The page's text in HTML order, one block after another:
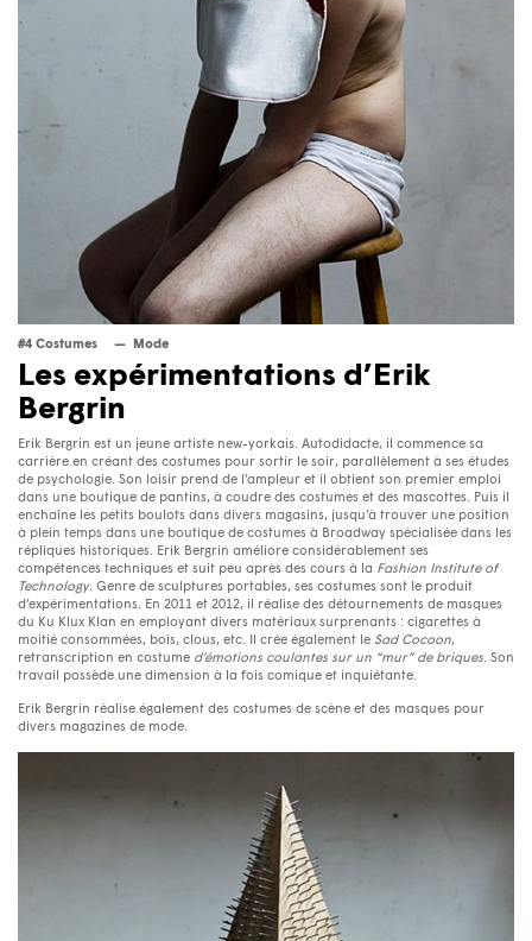
#4 Costumes Mode
Les expérimentations d’Erik
Bergrin
Erik Bergrin est un jeune artiste new-yorkais. Autodidacte, il commence sa
carrière en créant des costumes pour sortir le soir, parallèlement à ses études
de psychologie. Son loisir prend de l’ampleur et il obtient son premier emploi
dans une boutique de pantins, à coudre des costumes et des mascottes. Puis il
enchaîne les petits boulots dans divers magasins, jusqu’à trouver une position
à plein temps dans une boutique de costumes à Broadway spécialisée dans les
répliques historiques. Erik Bergrin améliore considérablement ses
compétences techniques et suit peu après des cours à la Fashion Institute of
Technology. Genre de sculptures portables, ses costumes sont le produit
d’expérimentations. En 2011 et 2012, il réalise des détournements de masques
du Ku Klux Klan en employant divers matériaux surprenants : cigarettes à
moitié consommées, bois, clous, etc. Il crée également le Sad Cocoon,
retranscription en costume d’émotions coulantes sur un “mur” de briques. Son
travail possède une dimension à la fois comique et inquiétante.
Erik Bergrin réalise également des costumes de scène et des masques pour
divers magazines de mode.